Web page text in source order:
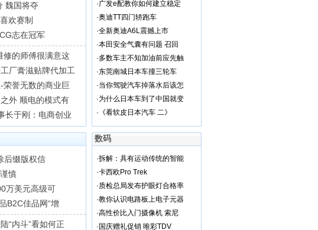
魏国将夺
欢赛制
志在冠军
修的师傅很满意这
厂膏滋贴牌代加工
荣誉无数的商业巨
外 顺电的模式有
长于刚：电商创业
·广发e配教你如何建立稳定
·奥迪TT四门轿跑车
·全新奥迪A6L震撼上市
·本田安全气囊有问题 召回
·多数车主不知加油前应先触
·东莞南城日本车撞三轮车
·当你驾驶汽车掉落水后该怎
·为什么日本车到了中国就变
· 《看软皮日本汽车 二》
后缀版权信
慎
万美元高级可
B2C佳品网“增
“内斗”看如何正
数码
·拆解：具有运动传统的智能
·卡西欧Pro Trek
·质检总局发布护眼灯合格率
·教你认识电路板上电子元器
·高性价比入门摄像机 索尼
· 国庆赠礼促销 唯彩TDV